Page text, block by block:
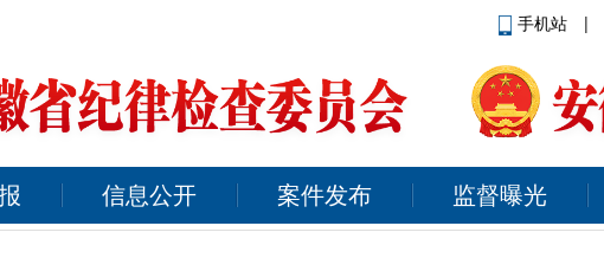
手机站 |
信息公开 案件发布 监督曝光